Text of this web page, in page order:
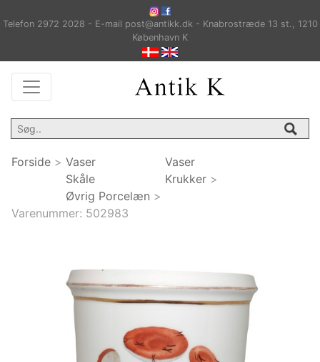
Telefon 2972 2028 - E-mail post@antikk.dk - Knabrostræde 13 st., 1210
København K
Forside > Vaser
Skåle
Øvrig Porcelæn >
Vaser
Krukker >
Varenummer: 502983